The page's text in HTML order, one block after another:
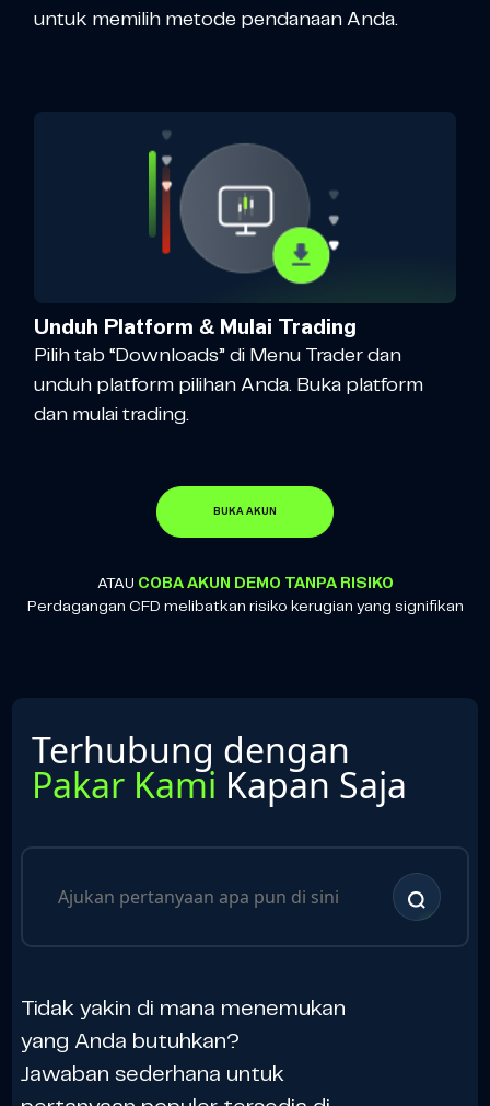
untuk memilih metode pendanaan Anda.
Unduh Platform & Mulai Trading
Pilih tab “Downloads” di Menu Trader dan
unduh platform pilihan Anda. Buka platform
dan mulai trading.
BUKA AKUN
ATAU COBA AKUN DEMO TANPA RISIKO
Perdagangan CFD melibatkan risiko kerugian yang signifikan
Terhubung dengan
Pakar Kami Kapan Saja
Tidak yakin di mana menemukan
yang Anda butuhkan?
Jawaban sederhana untuk